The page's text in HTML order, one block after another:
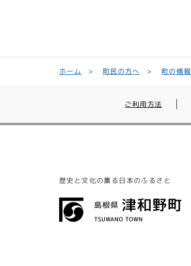
ホーム 町民の方へ 町の情報
ご利用方法
歴史と文化の薫る日本のふるさと